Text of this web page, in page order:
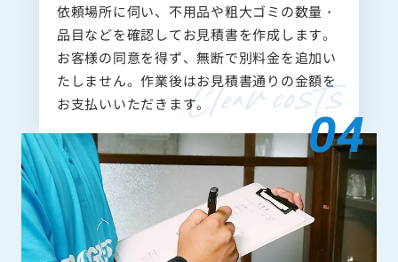
依頼場所に伺い、不用品や粗大ゴミの数量・
品目などを確認してお見積書を作成します。
お客様の同意を得ず、無断で別料金を追加い
たしません。作業後はお見積書通りの金額を
お支払いいただきます。